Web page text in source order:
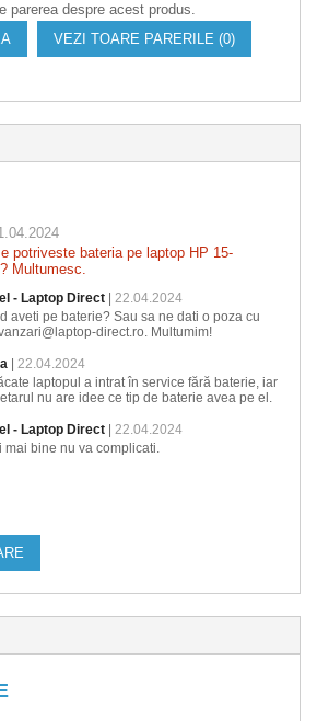
parerea despre acest produs.
VEZI TOARE PARERILE (0)
potriveste bateria pe laptop HP 15-
Multumesc.
- Laptop Direct
22.04.2024
aveti pe baterie? Sau sa ne dati o poza cu
direct.ro. Multumim!
22.04.2024
laptopul a intrat în service fără baterie, iar
nu are idee ce tip de baterie avea pe el.
- Laptop Direct
22.04.2024
mai bine nu va complicati.